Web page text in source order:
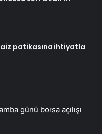
faiz patikasına ihtiyatla
günü borsa açılışı